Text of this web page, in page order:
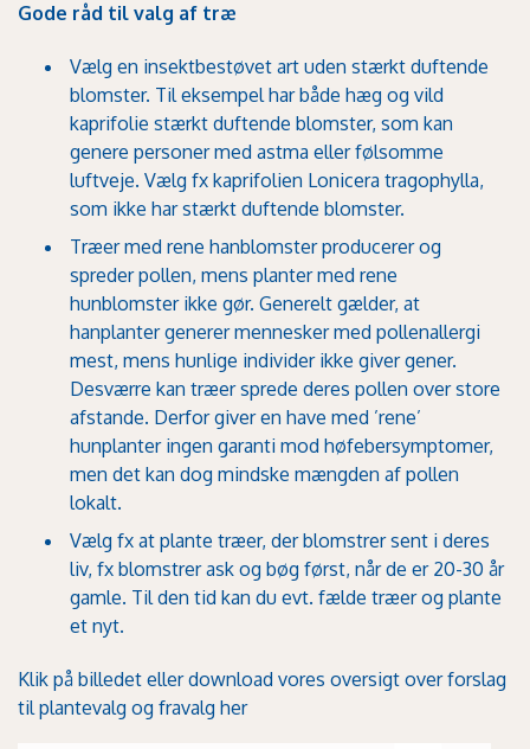
Gode råd til valg af træ
Vælg en insektbestøvet art uden stærkt duftende
blomster. Til eksempel har både hæg og vild
kaprifolie stærkt duftende blomster, som kan
genere personer med astma eller følsomme
luftveje. Vælg fx kaprifolien Lonicera tragophylla,
som ikke har stærkt duftende blomster.
Træer med rene hanblomster producerer og
spreder pollen, mens planter med rene
hunblomster ikke gør. Generelt gælder, at
hanplanter generer mennesker med pollenallergi
mest, mens hunlige individer ikke giver gener.
Desværre kan træer sprede deres pollen over store
afstande. Derfor giver en have med ’rene’
hunplanter ingen garanti mod høfebersymptomer,
men det kan dog mindske mængden af pollen
lokalt.
Vælg fx at plante træer, der blomstrer sent i deres
liv, fx blomstrer ask og bøg først, når de er 20-30 år
gamle. Til den tid kan du evt. fælde træer og plante
et nyt.
Klik på billedet ellerdownload vores oversigt over forslag
til plantevalg og fravalg her